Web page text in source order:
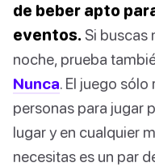
de beber apto
eventos. Si buscas
noche, prueba
Nunca. El juego
personas para jugar
lugar y en cualquier
necesitas es un par